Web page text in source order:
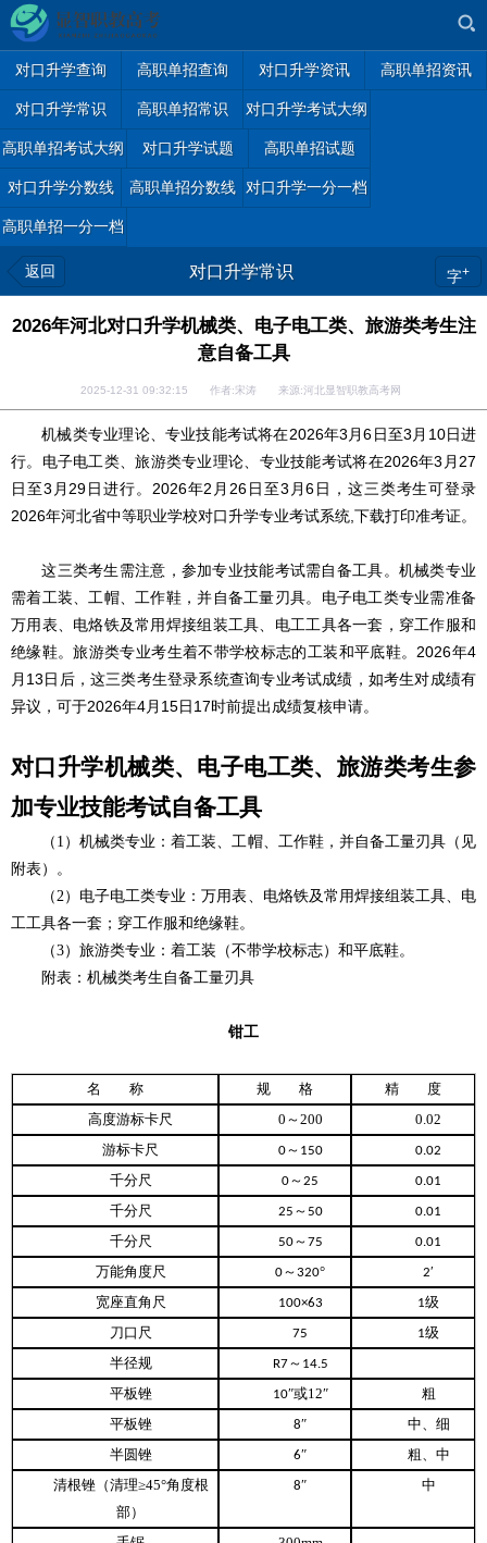
对口升学查询 高职单招查询 对口升学资讯 高职单招资讯
对口升学常识 高职单招常识 对口升学考试大纲
高职单招考试大纲 对口升学试题 高职单招试题
对口升学分数线 高职单招分数线 对口升学一分一档
高职单招一分一档
返回 对口升学常识 字+
2026年河北对口升学机械类、电子电工类、旅游类考生注
意自备工具
2025-12-31 09:32:15 作者:宋涛 来源:河北显智职教高考网
机械类专业理论、专业技能考试将在2026年3月6日至3月10日进
行。电子电工类、旅游类专业理论、专业技能考试将在2026年3月27
日至3月29日进行。2026年2月26日至3月6日，这三类考生可登录
2026年河北省中等职业学校对口升学专业考试系统,下载打印准考证。
这三类考生需注意，参加专业技能考试需自备工具。机械类专业
需着工装、工帽、工作鞋，并自备工量刃具。电子电工类专业需准备
万用表、电烙铁及常用焊接组装工具、电工工具各一套，穿工作服和
绝缘鞋。旅游类专业考生着不带学校标志的工装和平底鞋。2026年4
月13日后，这三类考生登录系统查询专业考试成绩，如考生对成绩有
异议，可于2026年4月15日17时前提出成绩复核申请。
对口升学机械类、电子电工类、旅游类考生参
加专业技能考试自备工具
（1）机械类专业：着工装、工帽、工作鞋，并自备工量刃具（见
附表）。
（2）电子电工类专业：万用表、电烙铁及常用焊接组装工具、电
工工具各一套；穿工作服和绝缘鞋。
（3）旅游类专业：着工装（不带学校标志）和平底鞋。
附表：机械类考生自备工量刃具
钳工
名 称 规 格
精 度
高度游标卡尺
0 ～200
0.02
游标卡尺
0～ 150 0.02
千分尺 0～25 0.01
千分尺 25 ～50 0.01
千分尺 50～75 0.01
万能角度尺 0～320° 2′
宽座直角尺
100×63 1级
刀口尺
75 1级
半径规
R7～ 14.5
平板锉 10″或12″
粗
平板锉
8″
中、细
半圆锉
6″
粗、中
清根锉（清理≥45°角度根
部）
8″ 中